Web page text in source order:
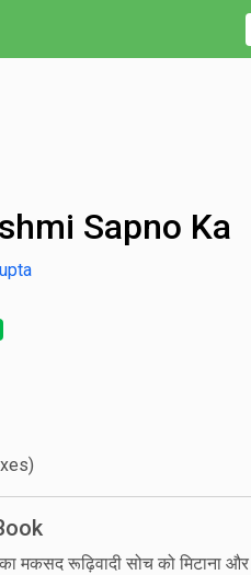
Sapno Ka
मकसद रूढ़िवादी सोच को मिटाना